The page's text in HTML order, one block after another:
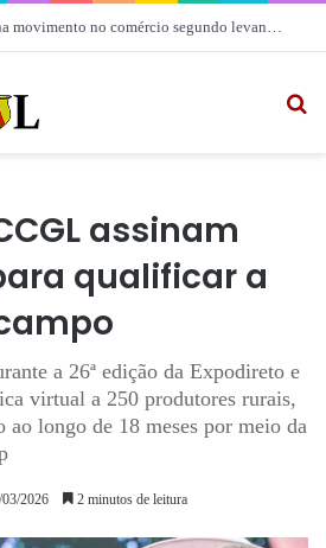
Dia dos Pais impulsiona movimento no comércio segundo levantamento da CDL
assinam
qualificar a
a 26ª edição da Expodireto e
virtual a 250 produtores rurais,
ao longo de 18 meses por meio da
03/2026 2 minutos de leitura